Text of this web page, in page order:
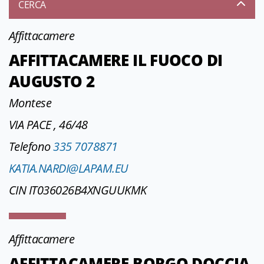
CERCA
Affittacamere
AFFITTACAMERE IL FUOCO DI
AUGUSTO 2
Montese
VIA PACE , 46/48
Telefono335 7078871
KATIA.NARDI@LAPAM.EU
CIN IT036026B4XNGUUKMK
Affittacamere